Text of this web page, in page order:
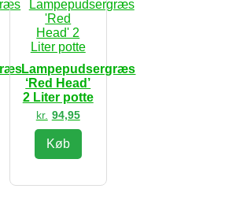
Lampepudsergræs
‘Red Head’
2 Liter potte
kr. 94,95
Køb